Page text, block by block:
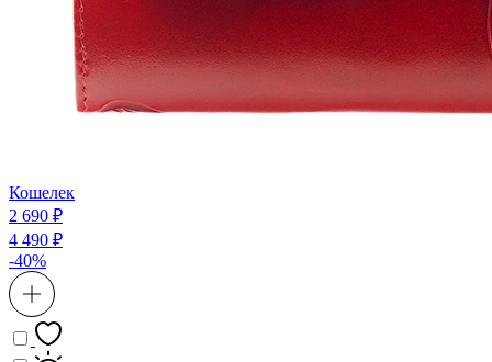
Кошелек
2 690 ₽
4 490 ₽
-40%